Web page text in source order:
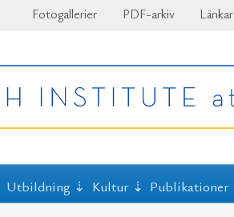
Fotogallerier PDF-arkiv Länkar
Utbildning Kultur Publikationer